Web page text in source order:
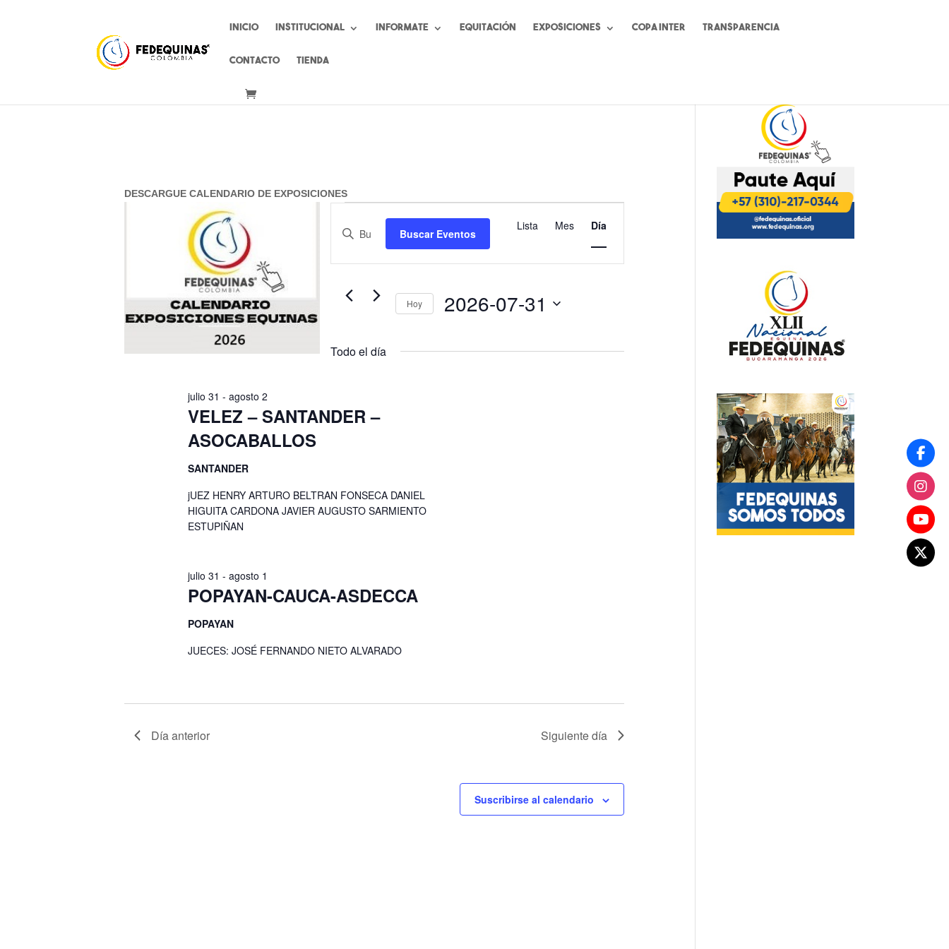
Inicio Institucional Informate Equitación Exposiciones Copa Inter Transparencia
Contacto Tienda
DESCARGUE CALENDARIO DE EXPOSICIONES
en
julio
2026
de
búsqueda
y
vistas
de
Introduce
Busca
palabra
Buscar Eventos
de
Lista Mes Día
Hoy 2026-07-31
Todo el día
VELEZ – SANTANDER –
ASOCABALLOS
julio 31 -agosto 2
SANTANDER
jUEZ HENRY ARTURO BELTRAN FONSECA DANIEL
HIGUITA CARDONA JAVIER AUGUSTO SARMIENTO
ESTUPIÑAN
POPAYAN-CAUCA-ASDECCA
julio 31 -agosto 1
POPAYAN
JUECES: JOSÉ FERNANDO NIETO ALVARADO
Día anterior Siguiente día
Suscribirse al calendario